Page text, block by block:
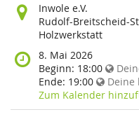
Wo
findet
diese
statt?
Inwole e.V.
Rudolf-Breitscheid-
Holzwerkstatt
Wann
findet
diese
Veranstaltung
statt?
8. Mai 2026
Beginn: 18:00
Ende: 19:00 Deine
Zum Kalender